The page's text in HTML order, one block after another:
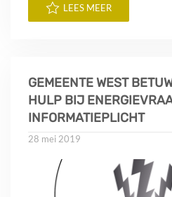
LEES MEER
GEMEENTE WEST
HULP BIJ
INFORMATIEPLICHT
28 mei 2019